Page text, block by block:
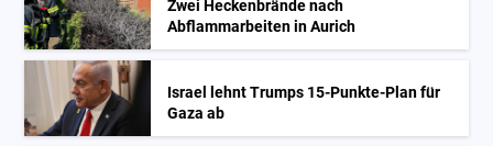
Zwei Heckenbrände nach
Abflammarbeiten in Aurich
Israel lehnt Trumps 15-Punkte-Plan für
Gaza ab